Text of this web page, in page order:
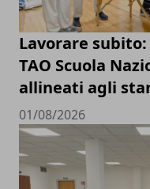
Lavorare
TAO Scuola
allineati agli
01/08/2026